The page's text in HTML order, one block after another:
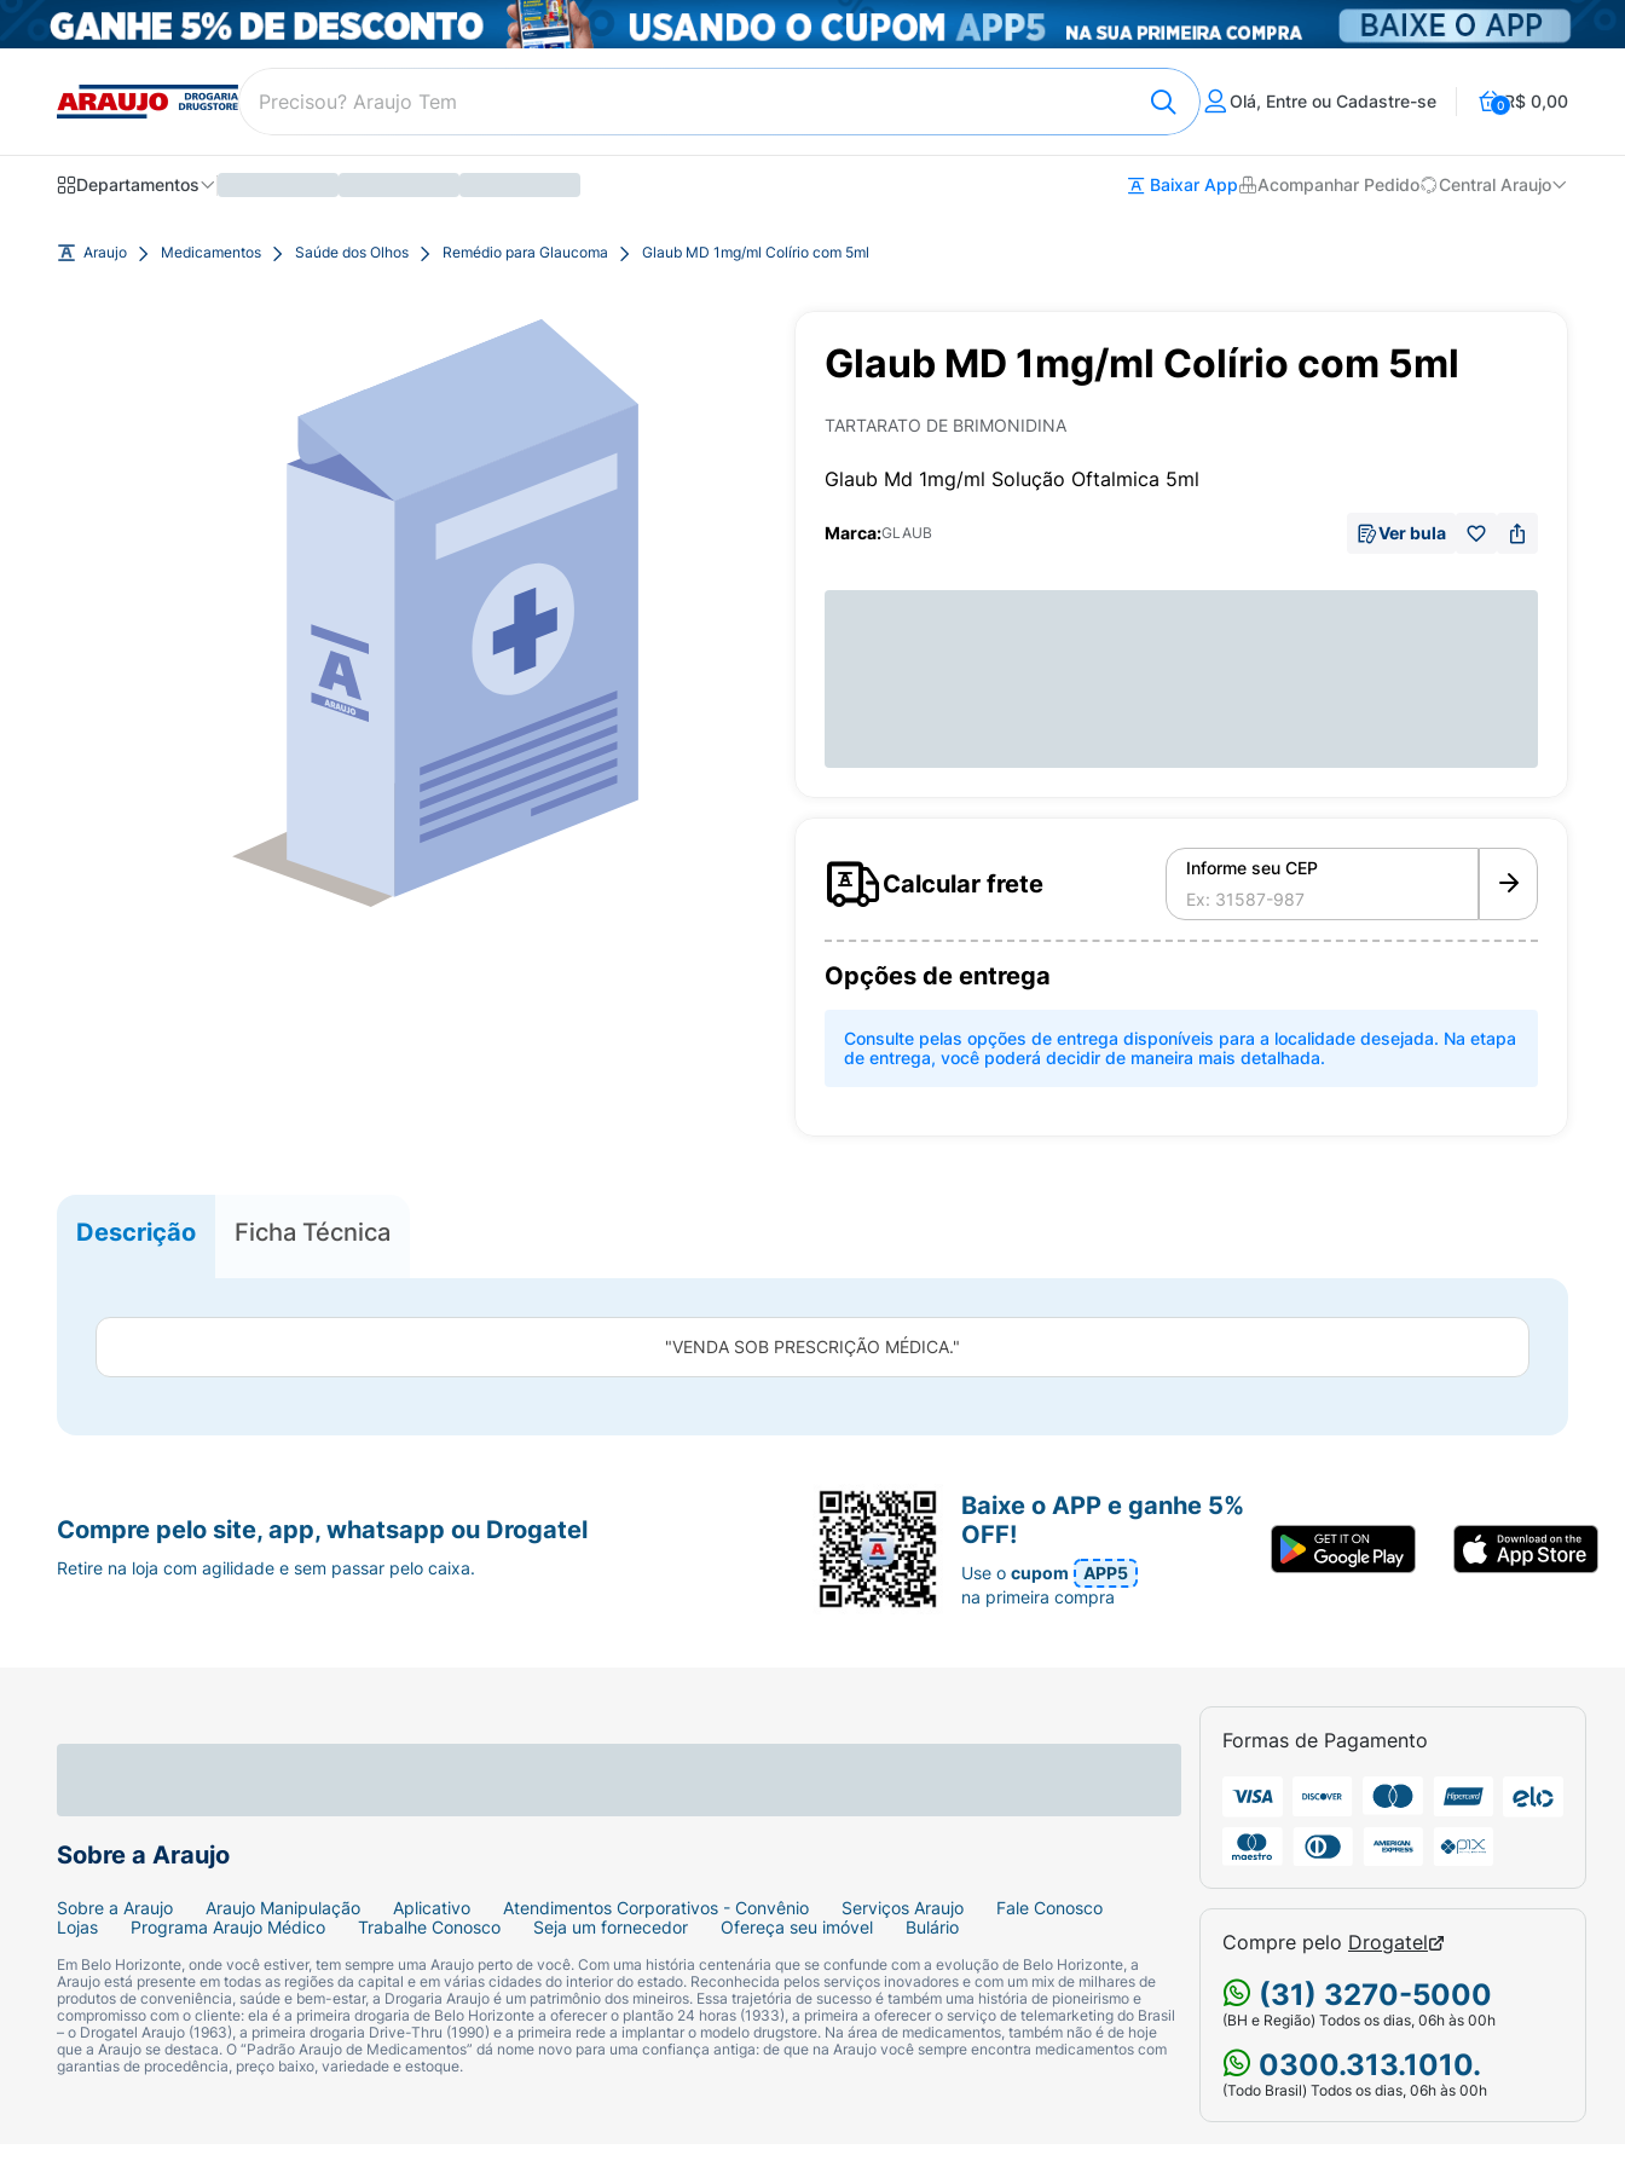
Olá, Entre ou Cadastre-se 0R$ 0,00
Departamentos Baixar App Acompanhar Pedido Central Araujo
Araujo Medicamentos Saúde dos Olhos Remédio para Glaucoma Glaub MD 1mg/ml Colírio com 5ml
Glaub MD 1mg/ml Colírio com 5ml
TARTARATO DE BRIMONIDINA
Glaub Md 1mg/ml Solução Oftalmica 5ml
Marca:GLAUB Ver bula
Calcular frete
Informe seu CEP
Opções de entrega
Consulte pelas opções de entrega disponíveis para a localidade desejada. Na etapa
de entrega, você poderá decidir de maneira mais detalhada.
Descrição Ficha Técnica
"VENDA SOB PRESCRIÇÃO MÉDICA."
Sobre a Araujo
Sobre a Araujo Araujo Manipulação Aplicativo Atendimentos Corporativos - Convênio Serviços Araujo
Fale Conosco
Lojas
Programa Araujo Médico Trabalhe Conosco Seja um fornecedor Ofereça seu imóvel Bulário
Em Belo Horizonte, onde você estiver, tem sempre uma Araujo perto de você. Com uma história centenária que se confunde com a evolução de Belo Horizonte, a
Araujo está presente em todas as regiões da capital e em várias cidades do interior do estado. Reconhecida pelos serviços inovadores e com um mix de milhares de
produtos de conveniência, saúde e bem-estar, a Drogaria Araujo é um patrimônio dos mineiros. Essa trajetória de sucesso é também uma história de pioneirismo e
compromisso com o cliente: ela é a primeira drogaria de Belo Horizonte a oferecer o plantão 24 horas (1933), a primeira a oferecer o serviço de telemarketing do Brasil
– o Drogatel Araujo (1963), a primeira drogaria Drive-Thru (1990) e a primeira rede a implantar o modelo drugstore. Na área de medicamentos, também não é de hoje
que a Araujo se destaca. O “Padrão Araujo de Medicamentos” dá nome novo para uma confiança antiga: de que na Araujo você sempre encontra medicamentos com
garantias de procedência, preço baixo, variedade e estoque.
Formas de Pagamento
Compre pelo Drogatel
(31) 3270-5000
(BH e Região) Todos os dias, 06h às 00h
0300.313.1010.
(Todo Brasil) Todos os dias, 06h às 00h
Compre pelo site, app, whatsapp ou Drogatel
Retire na loja com agilidade e sem passar pelo caixa.
Baixe o APP e ganhe 5%
OFF!
Use ocupom
APP5
na primeira compra